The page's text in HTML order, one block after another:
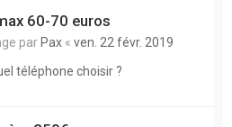
60-70 euros
par Pax « ven. 22 févr. 2019
téléphone choisir ?